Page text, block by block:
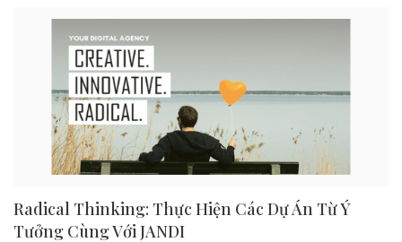
Radical Thinking: Thực Hiện Các Dự Án Từ Ý
Tưởng Cùng Với JANDI